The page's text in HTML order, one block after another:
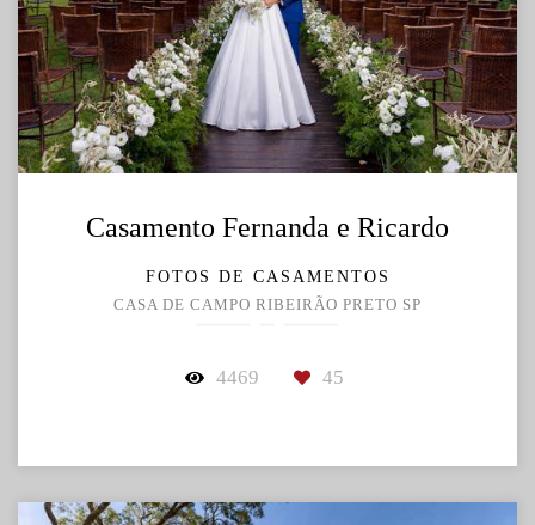
Casamento Fernanda e Ricardo
FOTOS DE CASAMENTOS
CASA DE CAMPO RIBEIRÃO PRETO SP
4469 45